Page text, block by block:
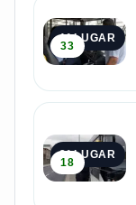
1º LUGAR
33
2º LUGAR
18